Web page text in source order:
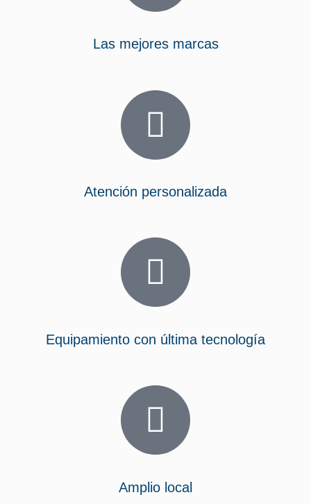
Las mejores marcas
Atención personalizada
Equipamiento con última tecnología
Amplio local